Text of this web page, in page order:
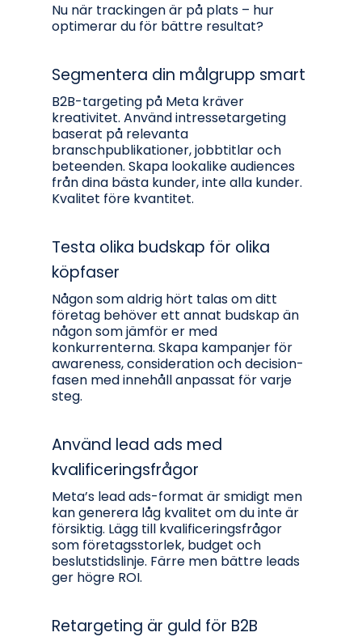
Nu när trackingen är på plats – hur
optimerar du för bättre resultat?
Segmentera din målgrupp smart
B2B-targeting på Meta kräver
kreativitet. Använd intressetargeting
baserat på relevanta
branschpublikationer, jobbtitlar och
beteenden. Skapa lookalike audiences
från dina bästa kunder, inte alla kunder.
Kvalitet före kvantitet.
Testa olika budskap för olika
köpfaser
Någon som aldrig hört talas om ditt
företag behöver ett annat budskap än
någon som jämför er med
konkurrenterna. Skapa kampanjer för
awareness, consideration och decision-
fasen med innehåll anpassat för varje
steg.
Använd lead ads med
kvalificeringsfrågor
Meta’s lead ads-format är smidigt men
kan generera låg kvalitet om du inte är
försiktig. Lägg till kvalificeringsfrågor
som företagsstorlek, budget och
beslutstidslinje. Färre men bättre leads
ger högre ROI.
Retargeting är guld för B2B